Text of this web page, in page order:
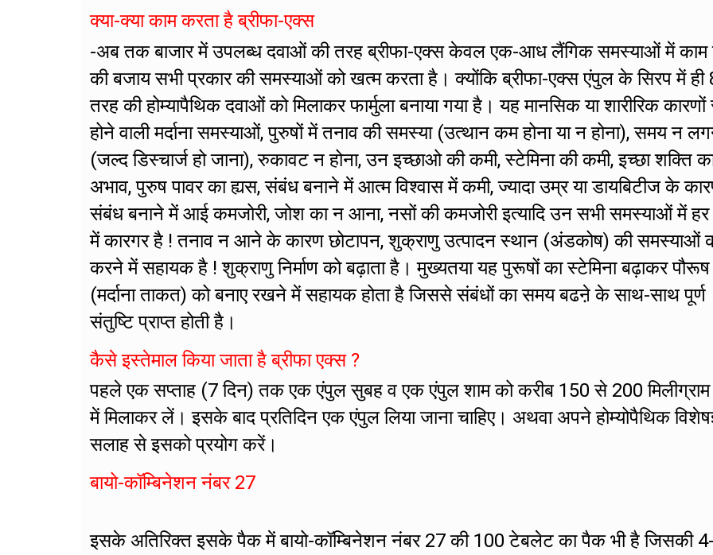
क्या-क्या काम करता है ब्रीफा-एक्स
-अब तक बाजार में उपलब्ध दवाओं की तरह ब्रीफा-एक्स केवल एक-आध लैंगिक समस्याओं में
की बजाय सभी प्रकार की समस्याओं को खत्म करता है। क्योंकि ब्रीफा-एक्स एंपुल के सिरप में ही
तरह की होम्यापैथिक दवाओं को मिलाकर फार्मुला बनाया गया है। यह मानसिक या शारीरिक
होने वाली मर्दाना समस्याओं, पुरुषों में तनाव की समस्या (उत्थान कम होना या न होना), समय न
(जल्द डिस्चार्ज हो जाना), रुकावट न होना, उन इच्छाओ की कमी, स्टेमिना की कमी, इच्छा शक्ति
अभाव, पुरुष पावर का ह्यस, संबंध बनाने में आत्म विश्वास में कमी, ज्यादा उम्र या डायबिटीज के
संबंध बनाने में आई कमजोरी, जोश का न आना, नसों की कमजोरी इत्यादि उन सभी समस्याओं में
में कारगर है ! तनाव न आने के कारण छोटापन, शुक्राणु उत्पादन स्थान (अंडकोष) की समस्याओं
करने में सहायक है ! शुक्राणु निर्माण को बढ़ाता है। मुख्यतया यह पुरूषों का स्टेमिना बढ़ाकर पौरूष
(मर्दाना ताकत) को बनाए रखने में सहायक होता है जिससे संबंधों का समय बढऩे के साथ-साथ पूर्ण
संतुष्टि प्राप्त होती है।
कैसे इस्तेमाल किया जाता है ब्रीफा एक्स ?
पहले एक सप्ताह (7 दिन) तक एक एंपुल सुबह व एक एंपुल शाम को करीब 150 से 200 मिलीग्राम
में मिलाकर लें। इसके बाद प्रतिदिन एक एंपुल लिया जाना चाहिए। अथवा अपने होम्योपैथिक
सलाह से इसको प्रयोग करें।
बायो-कॉम्बिनेशन नंबर 27
इसके अतिरिक्त इसके पैक में बायो-कॉम्बिनेशन नंबर 27 की 100 टेबलेट का पैक भी है जिसकी